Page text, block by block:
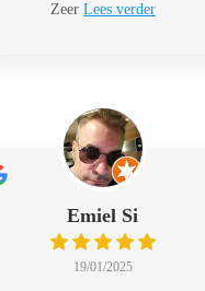
Zeer Lees verder
Emiel Si
19/01/2025